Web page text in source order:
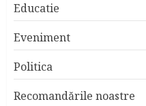
Educatie
Eveniment
Politica
Recomandările noastre